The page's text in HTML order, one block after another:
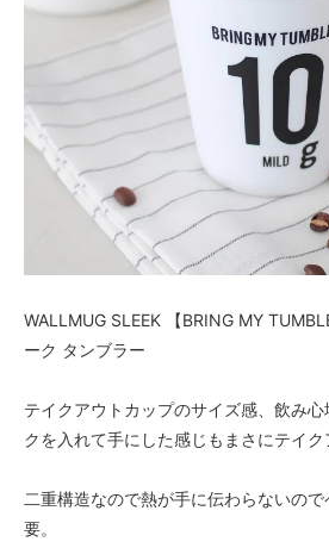
WALLMUG SLEEK 【BRING MY
ーク タンブラー
テイクアウトカップのサイズ感、飲み
クを入れて手にした感じもまさにテイク
二重構造なので熱が手に伝わらないの
要。